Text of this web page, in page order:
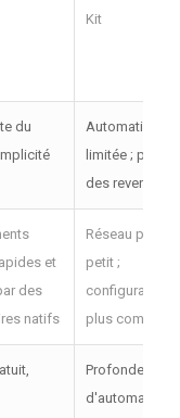
Kit
du
limitée ;
des revenus
et
des
natifs
Réseau plus
petit ;
configuration
plus complexe
Profondeur